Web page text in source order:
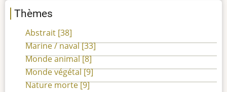
Thèmes
Abstrait [38]
Marine / naval[33]
Monde animal[8]
Monde végétal[9]
Nature morte[9]